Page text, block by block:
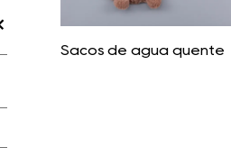
Sacos de água quente